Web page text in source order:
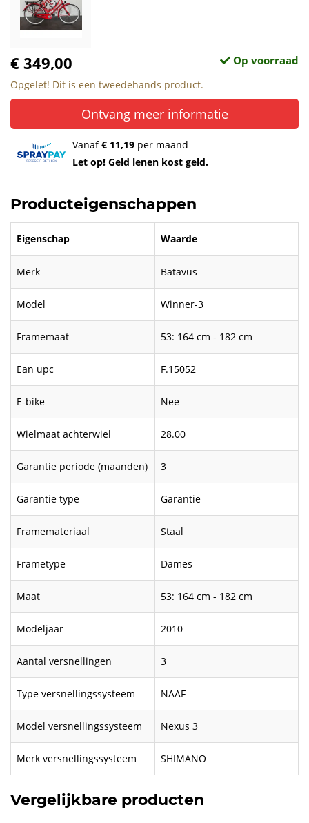
€ 349,00 Op voorraad
Opgelet! Dit is een tweedehands product.
Ontvang meer informatie
Vanaf€ 11,19 per maand
Let op! Geld lenen kost geld.
Producteigenschappen
Eigenschap Waarde
Merk Batavus
Model Winner-3
Framemaat 53: 164 cm - 182 cm
Ean upc F.15052
E-bike Nee
Wielmaat achterwiel 28.00
Garantie periode (maanden) 3
Garantie type Garantie
Framemateriaal Staal
Frametype Dames
Maat 53: 164 cm - 182 cm
Modeljaar 2010
Aantal versnellingen 3
Type versnellingssysteem NAAF
Model versnellingssysteem Nexus 3
Merk versnellingssysteem SHIMANO
Vergelijkbare producten